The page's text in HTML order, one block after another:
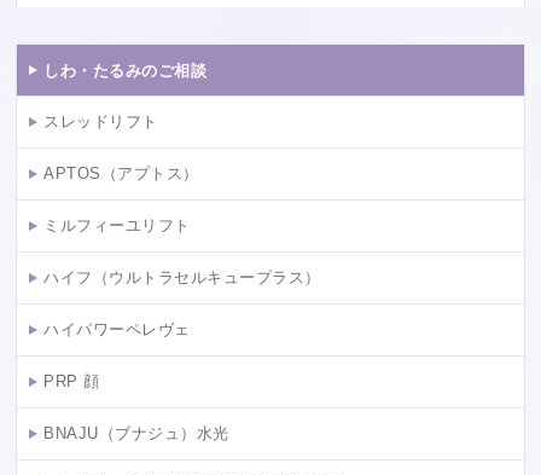
しわ・たるみのご相談
スレッドリフト
APTOS（アプトス）
ミルフィーユリフト
ハイフ（ウルトラセルキュープラス）
ハイパワーペレヴェ
PRP 顔
BNAJU（ブナジュ）水光